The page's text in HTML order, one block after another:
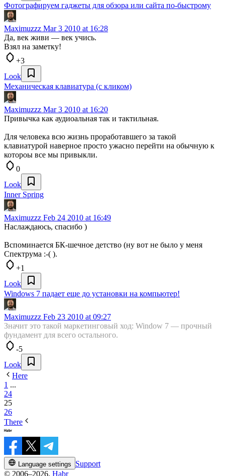
Фотографируем гаджеты для обзора или сайта по-быстрому
Maximuzzz Mar 3 2010 at 16:28
Да, век живи — век учись.
Взял на заметку!
+3
Look
Механическая клавиатура (с кликом)
Maximuzzz Mar 3 2010 at 16:20
Привычка как аудиоальная так и тактильная.
Для человека всю жизнь проработавшего за такой
клавиатурой наверное просто ужасно перейти на обычную к
котороы все мы привыкли.
0
Look
Inner Spring
Maximuzzz Feb 24 2010 at 16:49
Наслаждаюсь, спасибо )
Вспоминается БК-шечное детство (ну вот не было у меня
Спектрума :-( ).
+1
Look
Windows 7 падает еще до установки на компьютер!
Maximuzzz Feb 23 2010 at 09:27
Значит это такой маркетинговый ход: Window 7 — прочный
фундамент для всего остального.
-5
Look
Here
1 ...
24
25
26
There
Language settings
Support
© 2006–2026, Habr